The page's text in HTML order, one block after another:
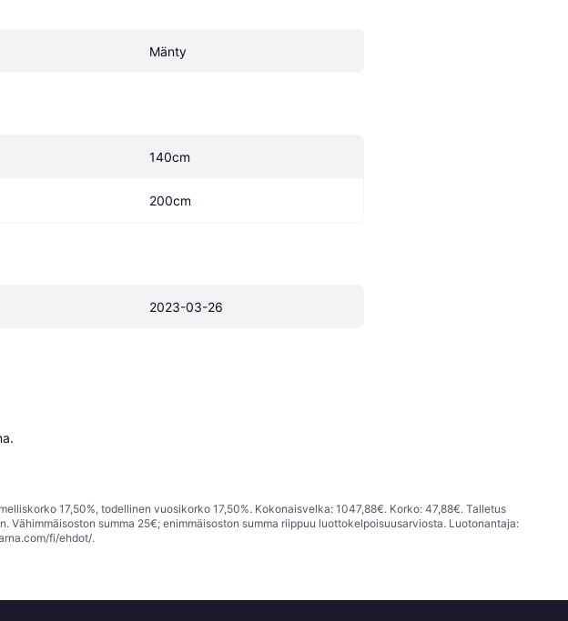
Mänty
140cm
200cm
2023-03-26
17,50%, todellinen vuosikorko 17,50%. Kokonaisvelka: 1047,88€. Korko: 47,88€. Talletus
summa 25€; enimmäisoston summa riippuu luottokelpoisuusarviosta. Luotonantaja:
fi/ehdot/.